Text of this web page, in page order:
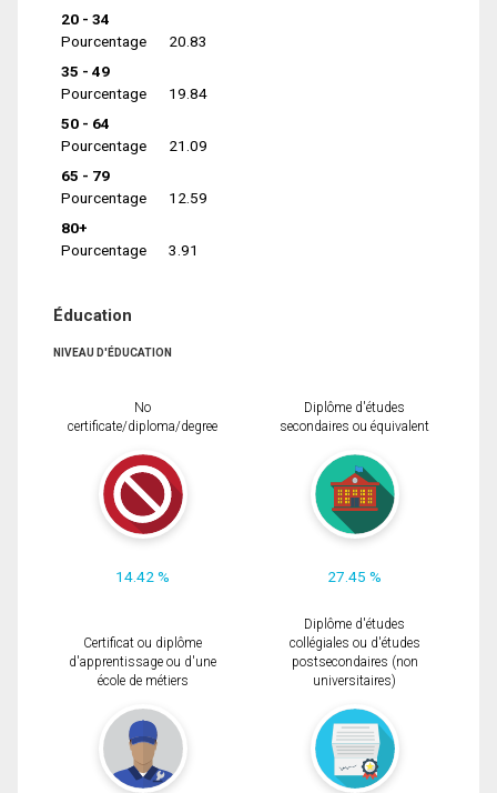
20 - 34
Pourcentage
20.83
35 - 49
Pourcentage
19.84
50 - 64
Pourcentage
21.09
65 - 79
Pourcentage
12.59
80+
Pourcentage
3.91
Éducation
NIVEAU D'ÉDUCATION
No
certificate/diploma/degree
14.42 %
Diplôme d'études
secondaires ou équivalent
27.45 %
Certificat ou diplôme
d'apprentissage ou d'une
école de métiers
Diplôme d'études
collégiales ou d'études
postsecondaires (non
universitaires)